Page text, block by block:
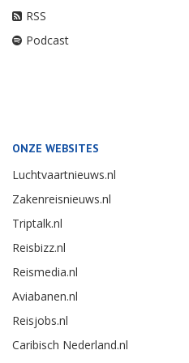
RSS
Podcast
ONZE WEBSITES
Luchtvaartnieuws.nl
Zakenreisnieuws.nl
Triptalk.nl
Reisbizz.nl
Reismedia.nl
Aviabanen.nl
Reisjobs.nl
Caribisch Nederland.nl